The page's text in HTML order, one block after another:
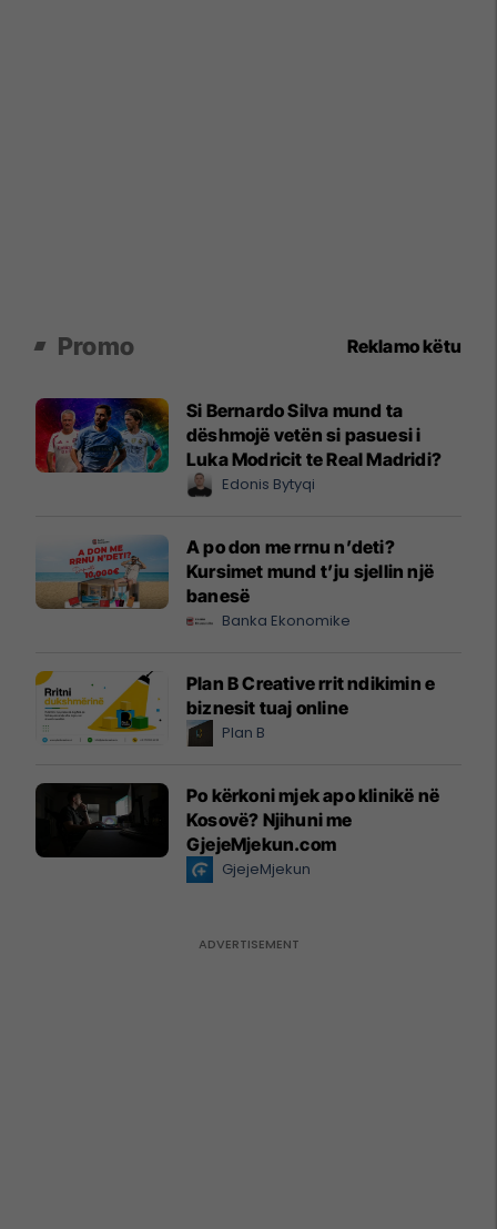
Promo Reklamo këtu
Si Bernardo Silva mund ta
dëshmojë vetën si pasuesi i
Luka Modricit te Real Madridi?
Edonis Bytyqi
A po don me rrnu n’deti?
Kursimet mund t’ju sjellin një
banesë
Banka Ekonomike
Plan B Creative rrit ndikimin e
biznesit tuaj online
Plan B
Po kërkoni mjek apo klinikë në
Kosovë? Njihuni me
GjejeMjekun.com
GjejeMjekun